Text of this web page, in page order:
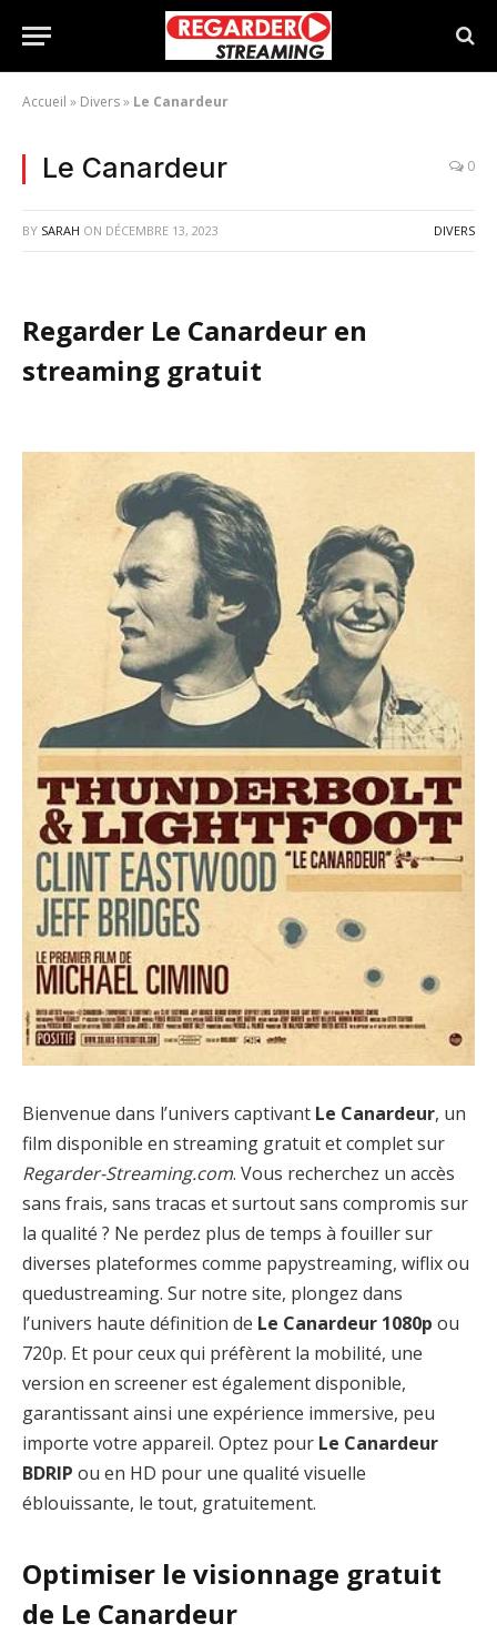
Accueil » Divers» Le Canardeur
Le Canardeur 0
BY SARAH ON DÉCEMBRE 13, 2023 DIVERS
Regarder Le Canardeur en
streaming gratuit
Bienvenue dans l’univers captivant Le Canardeur, un
film disponible en streaming gratuit et complet sur
Regarder-Streaming.com. Vous recherchez un accès
sans frais, sans tracas et surtout sans compromis sur
la qualité ? Ne perdez plus de temps à fouiller sur
diverses plateformes comme papystreaming, wiflix ou
quedustreaming. Sur notre site, plongez dans
l’univers haute définition de Le Canardeur 1080p ou
720p. Et pour ceux qui préfèrent la mobilité, une
version en screener est également disponible,
garantissant ainsi une expérience immersive, peu
importe votre appareil. Optez pour Le Canardeur
BDRIP ou en HD pour une qualité visuelle
éblouissante, le tout, gratuitement.
Optimiser le visionnage gratuit
de Le Canardeur